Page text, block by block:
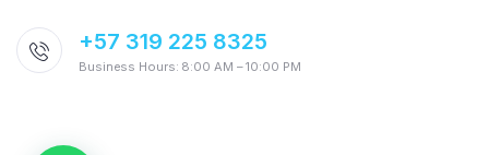
+57 319 225 8325
Business Hours: 8:00 AM – 10:00 PM